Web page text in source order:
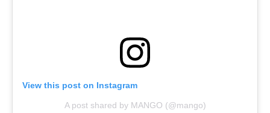
View this post on Instagram
A post shared by MANGO (@mango)